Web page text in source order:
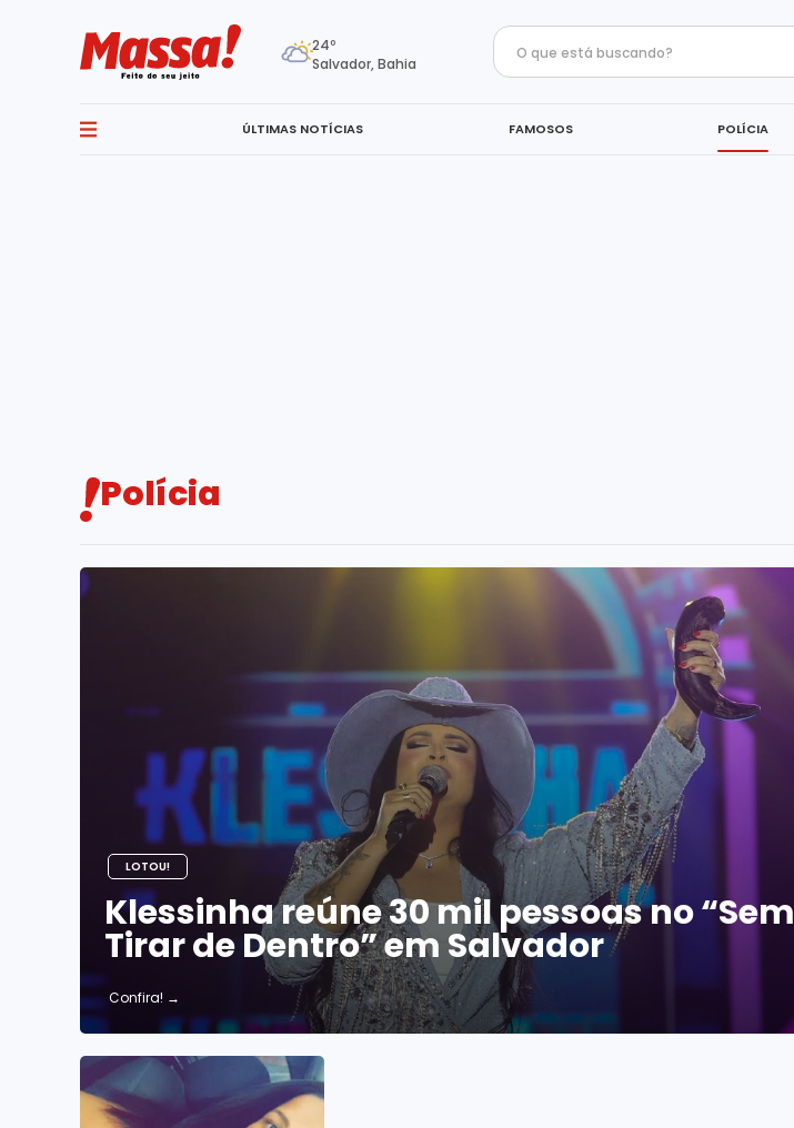
24º
Salvador, Bahia
ÚLTIMAS NOTÍCIAS FAMOSOS POLÍCIA
Polícia
LOTOU!
Klessinha reúne 30 mil pessoas no “Sem
Tirar de Dentro” em Salvador
Confira! →